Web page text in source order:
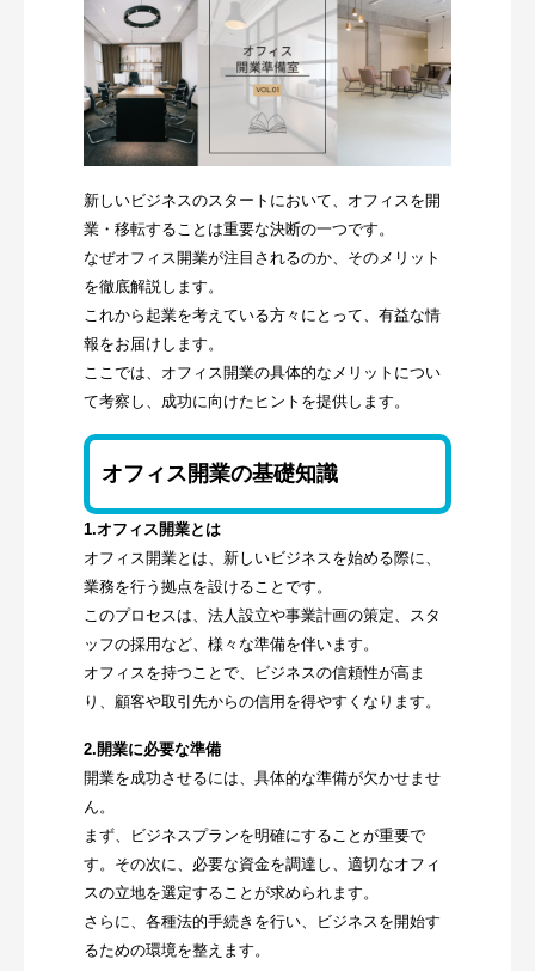
新しいビジネスのスタートにおいて、オフィスを開
業・移転することは重要な決断の一つです。
なぜオフィス開業が注目されるのか、そのメリット
を徹底解説します。
これから起業を考えている方々にとって、有益な情
報をお届けします。
ここでは、オフィス開業の具体的なメリットについ
て考察し、成功に向けたヒントを提供します。
オフィス開業の基礎知識
1.オフィス開業とは
オフィス開業とは、新しいビジネスを始める際に、
業務を行う拠点を設けることです。
このプロセスは、法人設立や事業計画の策定、スタ
ッフの採用など、様々な準備を伴います。
オフィスを持つことで、ビジネスの信頼性が高ま
り、顧客や取引先からの信用を得やすくなります。
2.開業に必要な準備
開業を成功させるには、具体的な準備が欠かせませ
ん。
まず、ビジネスプランを明確にすることが重要で
す。その次に、必要な資金を調達し、適切なオフィ
スの立地を選定することが求められます。
さらに、各種法的手続きを行い、ビジネスを開始す
るための環境を整えます。